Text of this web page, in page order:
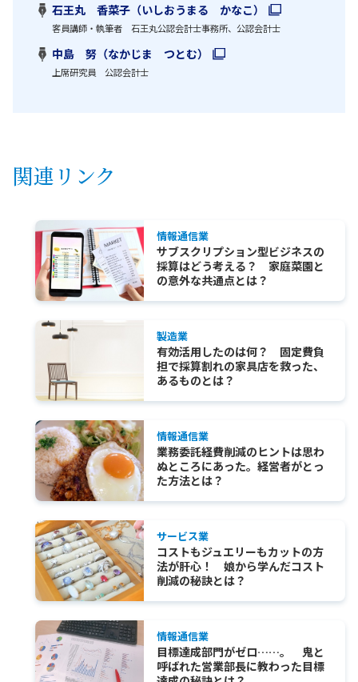
石王丸 香菜子（いしおうまる かなこ）
客員講師・執筆者 石王丸公認会計士事務所、公認会計士
中島 努（なかじま つとむ）
上席研究員 公認会計士
関連リンク
情報通信業
サブスクリプション型ビジネスの
採算はどう考える？ 家庭菜園と
の意外な共通点とは？
製造業
有効活用したのは何？ 固定費負
担で採算割れの家具店を救った、
あるものとは？
情報通信業
業務委託経費削減のヒントは思わ
ぬところにあった。経営者がとっ
た方法とは？
サービス業
コストもジュエリーもカットの方
法が肝心！ 娘から学んだコスト
削減の秘訣とは？
情報通信業
目標達成部門がゼロ……。 鬼と
呼ばれた営業部長に教わった目標